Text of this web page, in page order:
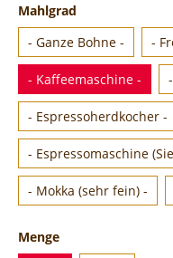
Mahlgrad
- Ganze Bohne -
-
- Kaffeemaschine -
- Espressoherdkocher -
- Espressomaschine
- Mokka (sehr fein) -
Menge